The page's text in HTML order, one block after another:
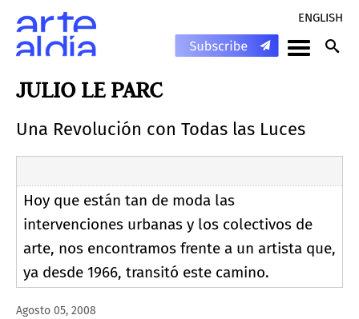
ENGLISH
JULIO LE PARC
Una Revolución con Todas las Luces
Hoy que están tan de moda las
intervenciones urbanas y los colectivos de
arte, nos encontramos frente a un artista que,
ya desde 1966, transitó este camino.
Agosto 05, 2008